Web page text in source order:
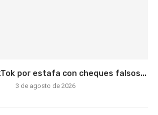
por estafa con cheques falsos...
3 de agosto de 2026